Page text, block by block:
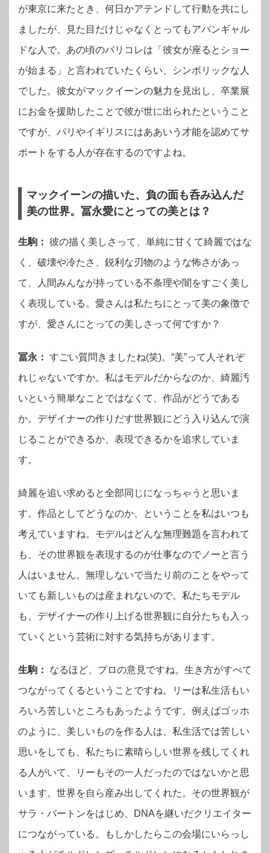
が東京に来たとき、何日かアテンドして行動を共にし
ましたが、見た目だけじゃなくとってもアバンギャル
ドな人で。あの頃のパリコレは「彼女が座るとショー
が始まる」と言われていたくらい、シンボリックな人
でした。彼女がマックイーンの魅力を見出し、卒業展
にお金を援助したことで彼が世に出られたということ
ですが、パリやイギリスにはああいう才能を認めてサ
ポートをする人が存在するのですよね。
マックイーンの描いた、負の面も呑み込んだ
美の世界。冨永愛にとっての美とは？
生駒： 彼の描く美しさって、単純に甘くて綺麗ではな
く、破壊や冷たさ、鋭利な刃物のような怖さがあっ
て、人間みんなが持っている不条理や闇をすごく美し
く表現している。愛さんは私たちにとって美の象徴で
すが、愛さんにとっての美しさって何ですか？
冨永： すごい質問きましたね(笑)。“美”って人それぞ
れじゃないですか。私はモデルだからなのか、綺麗汚
いという簡単なことではなくて、作品がどうである
か。デザイナーの作りだす世界観にどう入り込んで演
じることができるか、表現できるかを追求していま
す。
綺麗を追い求めると全部同じになっちゃうと思いま
す。作品としてどうなのか、ということを私はいつも
考えていますね。モデルはどんな無理難題を言われて
も、その世界観を表現するのが仕事なのでノーと言う
人はいません。無理しないで当たり前のことをやって
いても新しいものは産まれないので。私たちモデル
も、デザイナーの作り上げる世界観に自分たちも入っ
ていくという芸術に対する気持ちがあります。
生駒：
なるほど、プロの意見ですね。生き方がすべて
つながってくるということですね。リーは私生活もい
ろいろ苦しいところもあったようです。例えばゴッホ
のように、美しいものを作る人は、私生活では苦しい
思いをしても、私たちに素晴らしい世界を残してくれ
る人がいて、リーもその一人だったのではないかと思
います。世界を自ら産み出してくれた。その世界観が
サラ・バートンをはじめ、DNAを継いだクリエイター
につながっている。もしかしたらこの会場にいらっし